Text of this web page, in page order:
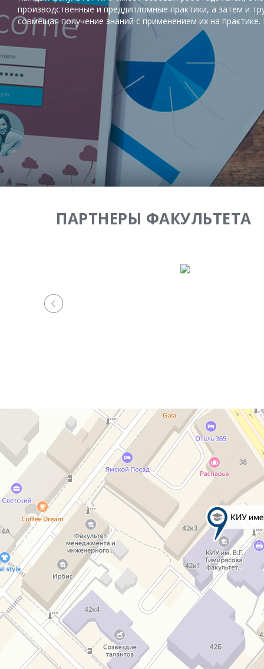
производственные и преддипломные практики, а затем и
совмещая получение знаний с применением их на
ПАРТНЕРЫ ФАКУЛЬТЕТА